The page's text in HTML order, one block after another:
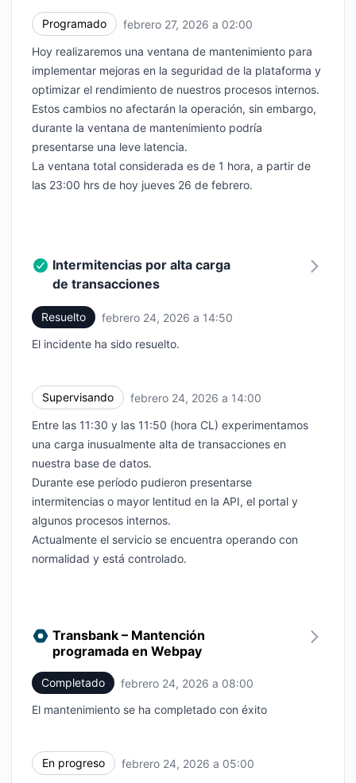
Programado febrero 27, 2026 a 02:00
Hoy realizaremos una ventana de mantenimiento para
implementar mejoras en la seguridad de la plataforma y
optimizar el rendimiento de nuestros procesos internos.
Estos cambios no afectarán la operación, sin embargo,
durante la ventana de mantenimiento podría
presentarse una leve latencia.
La ventana total considerada es de 1 hora, a partir de
las 23:00 hrs de hoy jueves 26 de febrero.
Intermitencias por alta carga
de transacciones
Resuelto febrero 24, 2026 a 14:50
El incidente ha sido resuelto.
Supervisando febrero 24, 2026 a 14:00
Entre las 11:30 y las 11:50 (hora CL) experimentamos
una carga inusualmente alta de transacciones en
nuestra base de datos.
Durante ese período pudieron presentarse
intermitencias o mayor lentitud en la API, el portal y
algunos procesos internos.
Actualmente el servicio se encuentra operando con
normalidad y está controlado.
Transbank – Mantención
programada en Webpay
Completado febrero 24, 2026 a 08:00
El mantenimiento se ha completado con éxito
En progreso febrero 24, 2026 a 05:00